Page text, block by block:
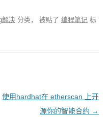
解决 分类， 被贴了 编程笔记 标
使用hardhat在 etherscan 上开
源你的智能合约 →